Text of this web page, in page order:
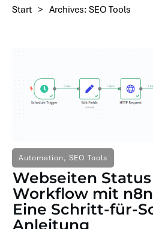
Start > Archives: SEO Tools
Automation, SEO Tools
Webseiten
Workflow mit
Eine Schritt-für-
Anleitung